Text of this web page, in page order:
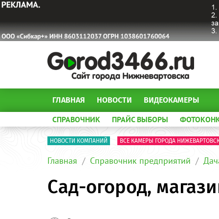
ГЛАВНАЯ НОВОСТИ ВИДЕОКАМЕРЫ
СПРАВОЧНИК ПРАЙС ВЫБОРЫ
НОВОСТИ КОМПАНИЙ ВСЕ КАМЕРЫ ГОРОДА
Главная Справочник предприятий
Сад-огород,